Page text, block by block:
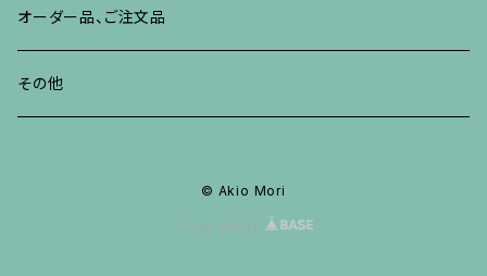
リング
リング
ブレスレット、バングル
ネックレス、ペンダント
リング
オーダー品、ご注文品
その他
© Akio Mori
Powered by